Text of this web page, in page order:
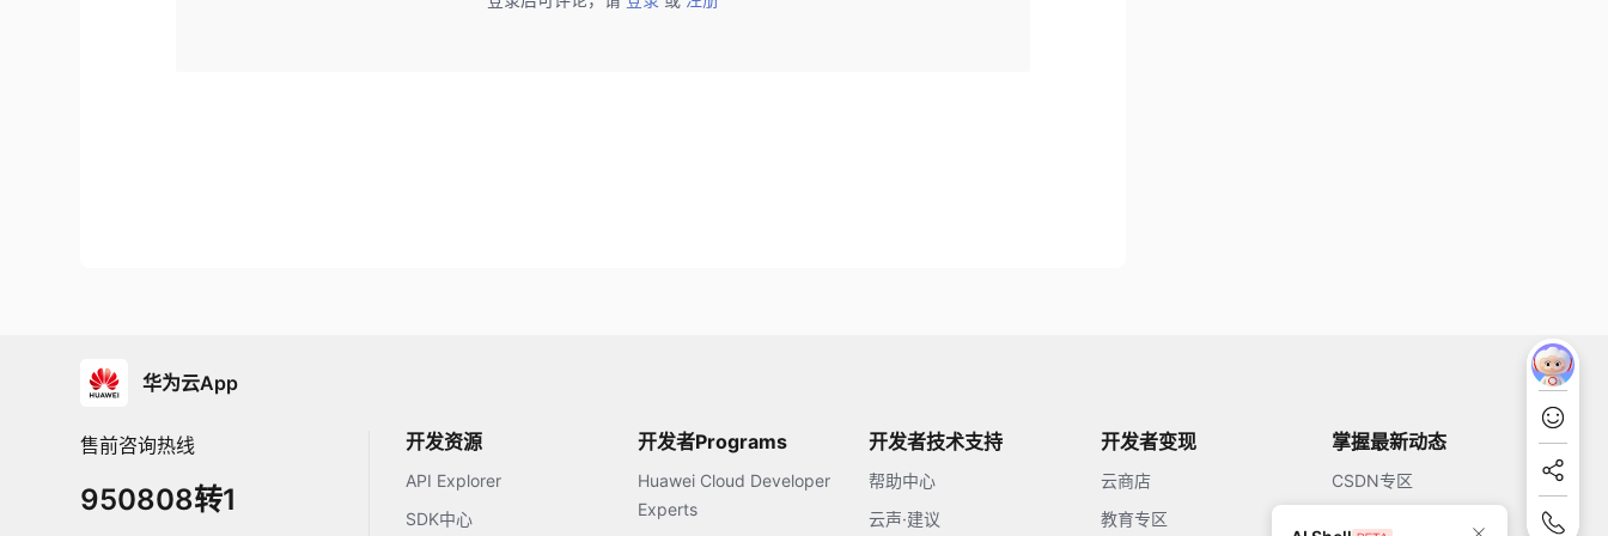
华为云App
售前咨询热线
950808转1
开发资源
API Explorer
SDK中心
开发者Programs
Huawei Cloud Developer
Experts
开发者技术支持
帮助中心
云声·建议
开发者变现
云商店
教育专区
掌握最新动态
CSDN专区